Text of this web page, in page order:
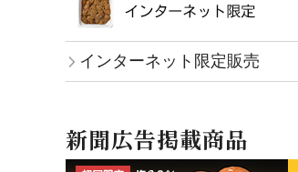
インターネット限定販売
新聞広告掲載商品